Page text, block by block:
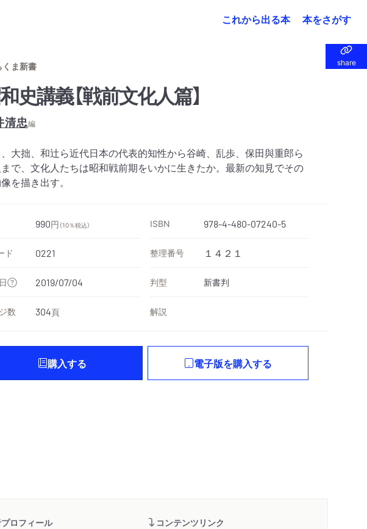
これから出る本 本をさがす
share
share
くま新書
史講義【戦前文化人篇】
清忠編
大拙、和辻ら近代日本の代表的知性から谷崎、乱歩、保田與重郎ら
で、文化人たちは昭和戦前期をいかに生きたか。最新の知見でその
を描き出す。
990円 （10％税込） ISBN 978-4-480-07240-5
ド 0221 整理番号 １４２１
2019/07/04 判型 新書判
数 304頁 解説
購入する 電子版を購入する
ロフィール コンテンツリンク